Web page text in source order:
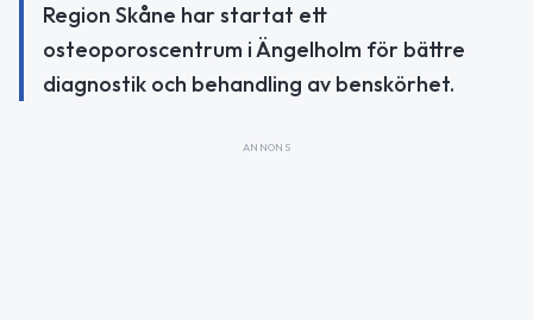
Region Skåne har startat ett
osteoporoscentrum i Ängelholm för bättre
diagnostik och behandling av benskörhet.
ANNONS